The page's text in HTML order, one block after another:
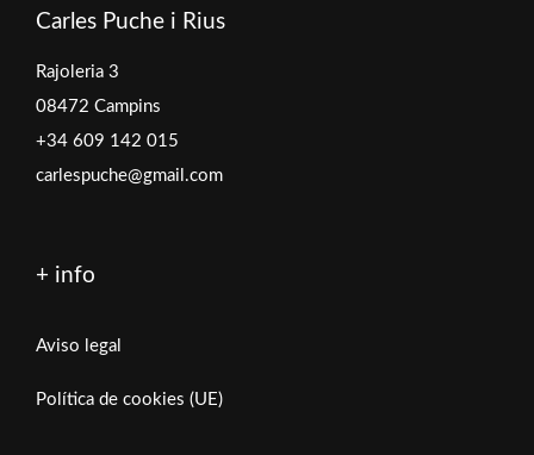
Carles Puche i Rius
Rajoleria 3
08472 Campins
+34 609 142 015
carlespuche@gmail.com
+ info
Aviso legal
Política de cookies (UE)